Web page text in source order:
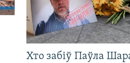
Хто забіў Паўла